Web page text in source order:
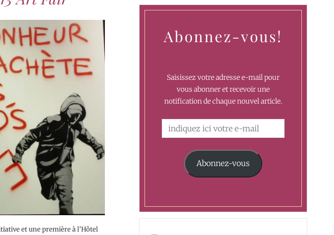
et une première à l’Hôtel
Abonnez-vous!
Saisissez votre adresse e-mail pour
vous abonner et recevoir une
notification de chaque nouvel article.
Abonnez-vous